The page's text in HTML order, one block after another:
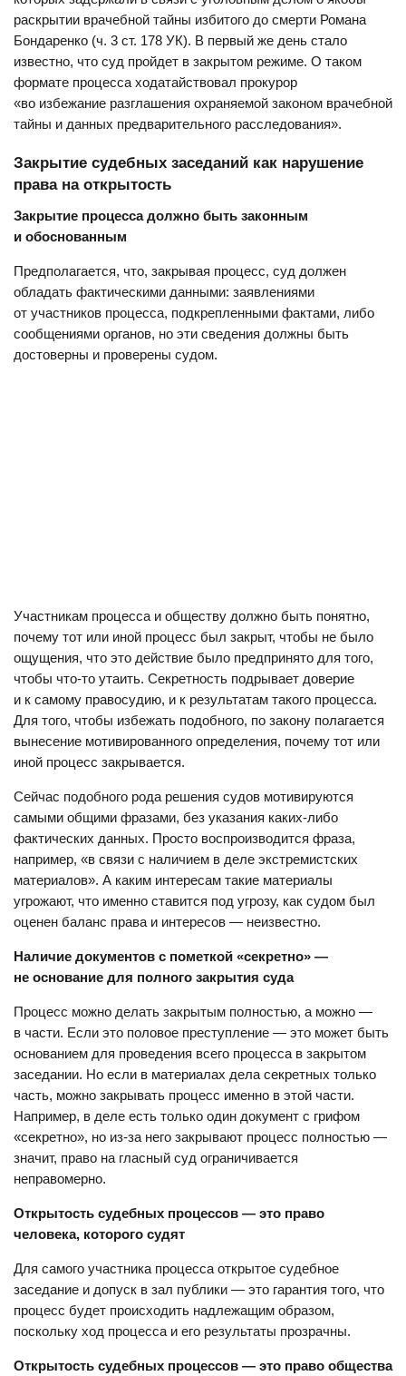
раскрытии врачебной тайны избитого до смерти Романа
Бондаренко (ч. 3 ст. 178 УК). В первый же день стало
известно, что суд пройдет в закрытом режиме. О таком
формате процесса ходатайствовал прокурор
«во избежание разглашения охраняемой законом врачебной
тайны и данных предварительного расследования».
Закрытие судебных заседаний как нарушение
права на открытость
Закрытие процесса должно быть законным
и обоснованным
Предполагается, что, закрывая процесс, суд должен
обладать фактическими данными: заявлениями
от участников процесса, подкрепленными фактами, либо
сообщениями органов, но эти сведения должны быть
достоверны и проверены судом.
Участникам процесса и обществу должно быть понятно,
почему тот или иной процесс был закрыт, чтобы не было
ощущения, что это действие было предпринято для того,
чтобы что-то утаить. Секретность подрывает доверие
и к самому правосудию, и к результатам такого процесса.
Для того, чтобы избежать подобного, по закону полагается
вынесение мотивированного определения, почему тот или
иной процесс закрывается.
Сейчас подобного рода решения судов мотивируются
самыми общими фразами, без указания каких-либо
фактических данных. Просто воспроизводится фраза,
например, «в связи с наличием в деле экстремистских
материалов». А каким интересам такие материалы
угрожают, что именно ставится под угрозу, как судом был
оценен баланс права и интересов — неизвестно.
Наличие документов с пометкой «секретно» —
не основание для полного закрытия суда
Процесс можно делать закрытым полностью, а можно —
в части. Если это половое преступление — это может быть
основанием для проведения всего процесса в закрытом
заседании. Но если в материалах дела секретных только
часть, можно закрывать процесс именно в этой части.
Например, в деле есть только один документ с грифом
«секретно», но из-за него закрывают процесс полностью —
значит, право на гласный суд ограничивается
неправомерно.
Открытость судебных процессов — это право
человека, которого судят
Для самого участника процесса открытое судебное
заседание и допуск в зал публики — это гарантия того, что
процесс будет происходить надлежащим образом,
поскольку ход процесса и его результаты прозрачны.
Открытость судебных процессов — это право общества